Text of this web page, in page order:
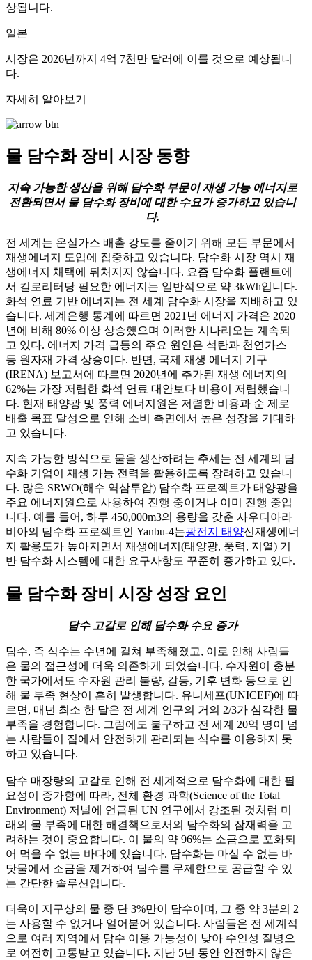
상됩니다.
일본
시장은 2026년까지 4억 7천만 달러에 이를 것으로 예상됩니
다.
자세히 알아보기
물 담수화 장비 시장 동향
지속 가능한 생산을 위해 담수화 부문이 재생 가능 에너지로
전환되면서 물 담수화 장비에 대한 수요가 증가하고 있습니
다.
전 세계는 온실가스 배출 강도를 줄이기 위해 모든 부문에서
재생에너지 도입에 집중하고 있습니다. 담수화 시장 역시 재
생에너지 채택에 뒤처지지 않습니다. 요즘 담수화 플랜트에
서 킬로리터당 필요한 에너지는 일반적으로 약 3kWh입니다.
화석 연료 기반 에너지는 전 세계 담수화 시장을 지배하고 있
습니다. 세계은행 통계에 따르면 2021년 에너지 가격은 2020
년에 비해 80% 이상 상승했으며 이러한 시나리오는 계속되
고 있다. 에너지 가격 급등의 주요 원인은 석탄과 천연가스
등 원자재 가격 상승이다. 반면, 국제 재생 에너지 기구
(IRENA) 보고서에 따르면 2020년에 추가된 재생 에너지의
62%는 가장 저렴한 화석 연료 대안보다 비용이 저렴했습니
다. 현재 태양광 및 풍력 에너지원은 저렴한 비용과 순 제로
배출 목표 달성으로 인해 소비 측면에서 높은 성장을 기대하
고 있습니다.
지속 가능한 방식으로 물을 생산하려는 추세는 전 세계의 담
수화 기업이 재생 가능 전력을 활용하도록 장려하고 있습니
다. 많은 SRWO(해수 역삼투압) 담수화 프로젝트가 태양광을
주요 에너지원으로 사용하여 진행 중이거나 이미 진행 중입
니다. 예를 들어, 하루 450,000m3의 용량을 갖춘 사우디아라
비아의 담수화 프로젝트인 Yanbu-4는광전지 태양신재생에너
지 활용도가 높아지면서 재생에너지(태양광, 풍력, 지열) 기
반 담수화 시스템에 대한 요구사항도 꾸준히 증가하고 있다.
물 담수화 장비 시장 성장 요인
담수 고갈로 인해 담수화 수요 증가
담수, 즉 식수는 수년에 걸쳐 부족해졌고, 이로 인해 사람들
은 물의 접근성에 더욱 의존하게 되었습니다. 수자원이 충분
한 국가에서도 수자원 관리 불량, 갈등, 기후 변화 등으로 인
해 물 부족 현상이 흔히 발생합니다. 유니세프(UNICEF)에 따
르면, 매년 최소 한 달은 전 세계 인구의 거의 2/3가 심각한 물
부족을 경험합니다. 그럼에도 불구하고 전 세계 20억 명이 넘
는 사람들이 집에서 안전하게 관리되는 식수를 이용하지 못
하고 있습니다.
담수 매장량의 고갈로 인해 전 세계적으로 담수화에 대한 필
요성이 증가함에 따라, 전체 환경 과학(Science of the Total
Environment) 저널에 언급된 UN 연구에서 강조된 것처럼 미
래의 물 부족에 대한 해결책으로서의 담수화의 잠재력을 고
려하는 것이 중요합니다. 이 물의 약 96%는 소금으로 포화되
어 먹을 수 없는 바다에 있습니다. 담수화는 마실 수 없는 바
닷물에서 소금을 제거하여 담수를 무제한으로 공급할 수 있
는 간단한 솔루션입니다.
더욱이 지구상의 물 중 단 3%만이 담수이며, 그 중 약 3분의 2
는 사용할 수 없거나 얼어붙어 있습니다. 사람들은 전 세계적
으로 여러 지역에서 담수 이용 가능성이 낮아 수인성 질병으
로 여전히 고통받고 있습니다. 지난 5년 동안 안전하지 않은